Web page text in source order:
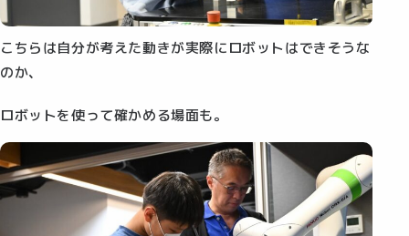
こちらは自分が考えた動きが実際にロボットはできそうな
のか、
ロボットを使って確かめる場面も。